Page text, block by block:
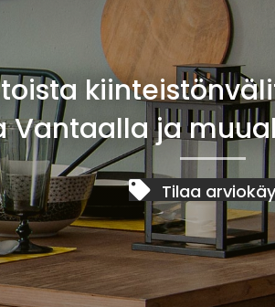
Vantaalla ja
Tilaa